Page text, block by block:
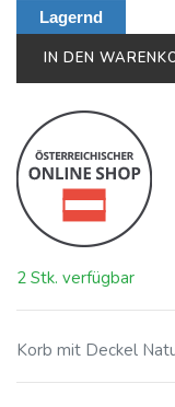
Lagernd
IN DEN
2 Stk. verfügbar
Korb mit Deckel